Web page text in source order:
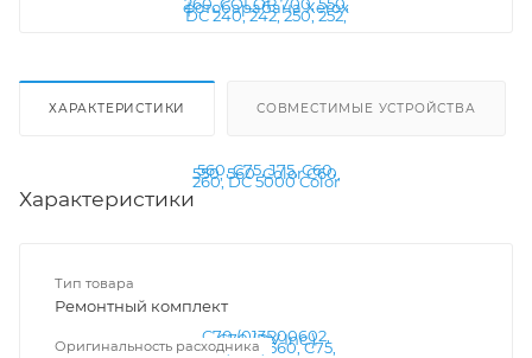
ХАРАКТЕРИСТИКИ СОВМЕСТИМЫЕ УСТРОЙСТВА
Характеристики
Тип товара
Ремонтный комплект
Оригинальность расходника